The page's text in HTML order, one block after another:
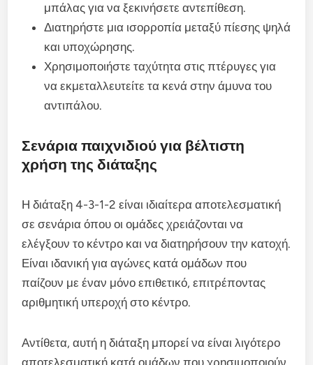
μπάλας για να ξεκινήσετε αντεπίθεση.
Διατηρήστε μια ισορροπία μεταξύ πίεσης ψηλά
και υποχώρησης.
Χρησιμοποιήστε ταχύτητα στις πτέρυγες για
να εκμεταλλευτείτε τα κενά στην άμυνα του
αντιπάλου.
Σενάρια παιχνιδιού για βέλτιστη
χρήση της διάταξης
Η διάταξη 4-3-1-2 είναι ιδιαίτερα αποτελεσματική
σε σενάρια όπου οι ομάδες χρειάζονται να
ελέγξουν το κέντρο και να διατηρήσουν την κατοχή.
Είναι ιδανική για αγώνες κατά ομάδων που
παίζουν με έναν μόνο επιθετικό, επιτρέποντας
αριθμητική υπεροχή στο κέντρο.
Αντίθετα, αυτή η διάταξη μπορεί να είναι λιγότερο